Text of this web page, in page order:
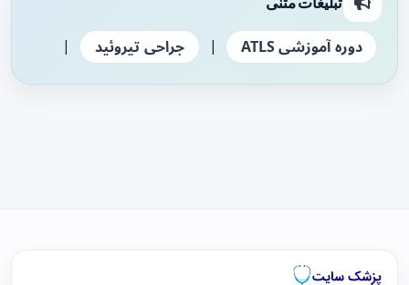
دوره آموزشی ATLS | جراحی تیروئید |